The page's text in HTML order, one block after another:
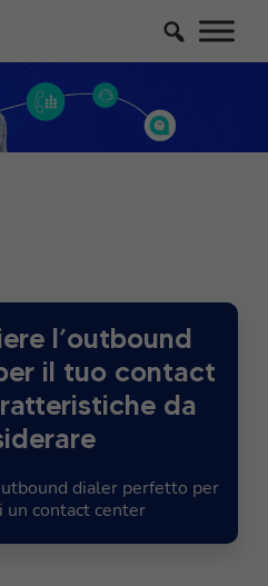
l’outbound
il tuo contact
da
dialer perfetto per
un contact center